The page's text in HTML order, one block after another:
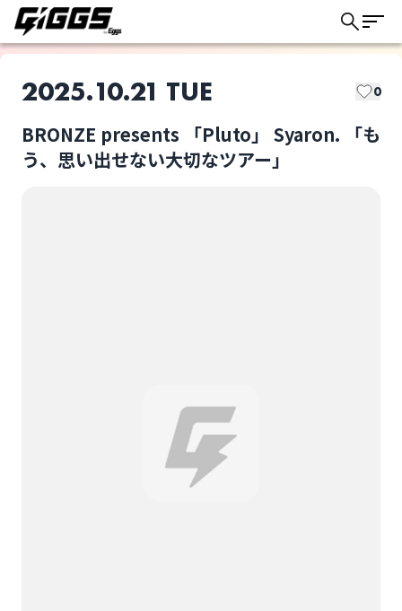
2025.10.21 TUE 0
BRONZE presents 「Pluto」 Syaron. 「も
う、思い出せない大切なツアー」
BRONZE presents
「Pluto」 Syaron.
このライブの取り置きは終了しました